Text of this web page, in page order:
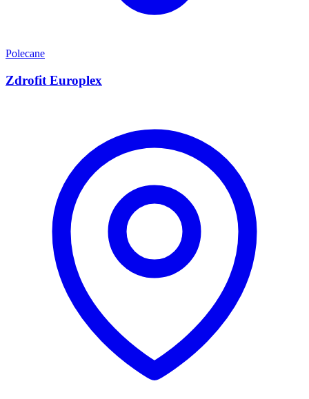
Polecane
Zdrofit Europlex